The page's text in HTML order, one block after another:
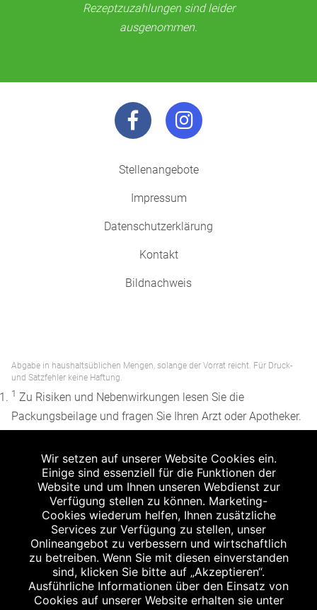
Rezeptzuzahlungen sind leider
ausgenommen.
Stellenangebote
Impressum
Datenschutzerklärung
Kontakt
Bildnachweis
Abgabe in haushaltsüblichen Mengen, solange der Vorrat reicht. Für Druck-
und Satzfehler keine Haftung.
1 Zu Risiken und Nebenwirkungen lesen Sie die
Packungsbeilage und fragen Sie Ihren Arzt oder Apotheker.
Apothekenerstattungspreis (AEP). Der AEP ist keine
unverbindliche Preisempfehlung der Hersteller. Der AEP ist
ein von den Apotheken in Ansatz gebrachter Preis für
rezeptfreie Arzneimittel. Er entspricht in der Höhe dem für
Apotheken verbindlichen Abgabepreis, zu dem eine
Apotheke in bestimmten Fällen (z.B. bei Kindern unter 12
Jahren) das Produkt mit der gesetzlichen
Krankenversicherung abrechnet. Der AEP ist der allgemeine
Wir setzen auf unserer Website Cookies ein.
Einige sind essenziell für die Funktionen der
Website und um Ihnen unseren Webdienst zur
Verfügung stellen zu können. Marketing-
Cookies wiederum helfen, Ihnen zusätzliche
Services zur Verfügung zu stellen, unser
Onlineangebot zu verbessern und wirtschaftlich
zu betreiben. Wenn Sie mit diesen einverstanden
sind, klicken Sie bitte auf „Akzeptieren“.
Ausführliche Informationen über den Einsatz von
Cookies auf unserer Website erhalten sie unter